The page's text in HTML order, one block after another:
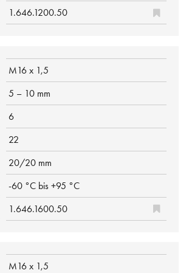
1.646.1200.50
M16 x 1,5
5 – 10 mm
6
22
20/20 mm
-60 °C bis +95 °C
1.646.1600.50
M16 x 1,5